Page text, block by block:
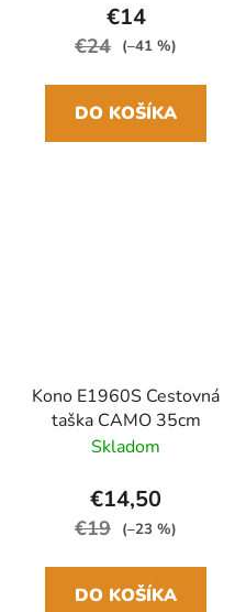
€14
€24 (–41 %)
DO KOŠÍKA
Kono E1960S Cestovná
taška CAMO 35cm
Skladom
€14,50
€19 (–23 %)
DO KOŠÍKA